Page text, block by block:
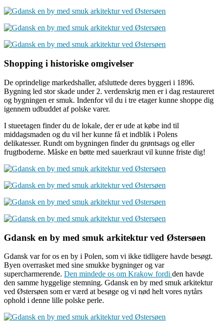
Shopping i historiske omgivelser
De oprindelige markedshaller, afsluttede deres byggeri i 1896.
Bygning led stor skade under 2. verdenskrig men er i dag restaureret
og bygningen er smuk. Indenfor vil du i tre etager kunne shoppe dig
igennem udbuddet af polske varer.
I stueetagen finder du de lokale, der er ude at købe ind til
middagsmaden og du vil her kunne få et indblik i Polens
delikatesser. Rundt om bygningen finder du grøntsags og eller
frugtboderne. Måske en bøtte med sauerkraut vil kunne friste dig!
Gdansk en by med smuk arkitektur ved Østersøen
Gdansk var for os en by i Polen, som vi ikke tidligere havde besøgt.
Byen overrasket med sine smukke bygninger og var
supercharmerende. Den mindede os om Krakow fordi den havde
den samme hyggelige stemning. Gdansk en by med smuk arkitektur
ved Østersøen som er værd at besøge og vi nød helt vores nytårs
ophold i denne lille polske perle.